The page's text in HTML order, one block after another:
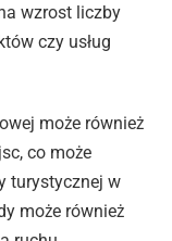
wzrost liczby
czy usług
może również
co może
turystycznej w
może również